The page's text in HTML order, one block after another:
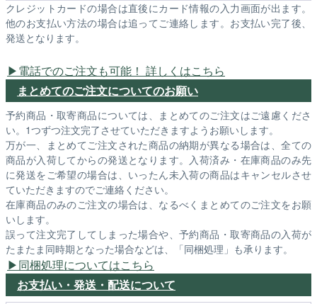
クレジットカードの場合は直後にカード情報の入力画面が出ます。
他のお支払い方法の場合は追ってご連絡します。お支払い完了後、
発送となります。
電話でのご注文も可能！ 詳しくはこちら
まとめてのご注文についてのお願い
予約商品・取寄商品については、まとめてのご注文はご遠慮くださ
い。1つずつ注文完了させていただきますようお願いします。
万が一、まとめてご注文された商品の納期が異なる場合は、全ての
商品が入荷してからの発送となります。入荷済み・在庫商品のみ先
に発送をご希望の場合は、いったん未入荷の商品はキャンセルさせ
ていただきますのでご連絡ください。
在庫商品のみのご注文の場合は、なるべくまとめてのご注文をお願
いします。
誤って注文完了してしまった場合や、予約商品・取寄商品の入荷が
たまたま同時期となった場合などは、「同梱処理」も承ります。
同梱処理についてはこちら
お支払い・発送・配送について